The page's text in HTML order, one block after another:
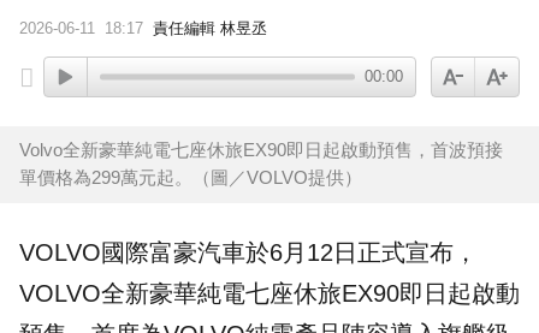
2026-06-11 18:17 責任編輯 林昱丞
00:00
Volvo全新豪華純電七座休旅EX90即日起啟動預售，首波預接
單價格為299萬元起。（圖／VOLVO提供）
VOLVO國際富豪汽車於6月12日正式宣布，
VOLVO全新豪華純電七座休旅EX90即日起啟動